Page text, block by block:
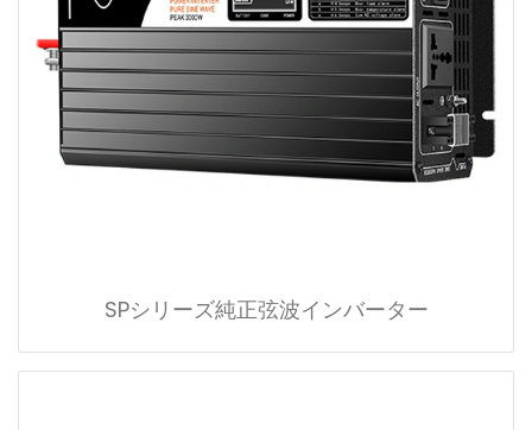
SPシリーズ純正弦波インバーター